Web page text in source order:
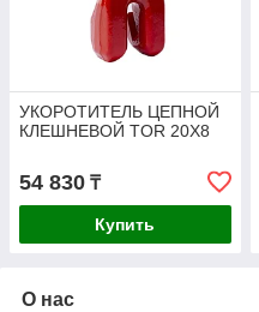
УКОРОТИТЕЛЬ ЦЕПНОЙ
КЛЕШНЕВОЙ TOR 20Х8
54 830 ₸
Купить
О нас